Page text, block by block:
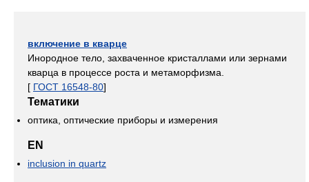
включение в кварце
Инородное тело, захваченное кристаллами или зернами
кварца в процессе роста и метаморфизма.
[ ГОСТ 16548-80]
Тематики
оптика, оптические приборы и измерения
EN
inclusion in quartz